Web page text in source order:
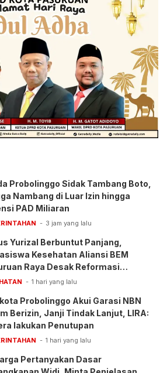
Probolinggo Sidak Tambang Boto,
Nambang di Luar Izin hingga
PAD Miliaran
3 jam yang lalu
Yurizal Berbuntut Panjang,
Kesehatan Aliansi BEM
Raya Desak Reformasi
BPJS
1 hari yang lalu
Probolinggo Akui Garasi NBN
Berizin, Janji Tindak Lanjut, LIRA:
lakukan Penutupan
1 hari yang lalu
Pertanyakan Dasar